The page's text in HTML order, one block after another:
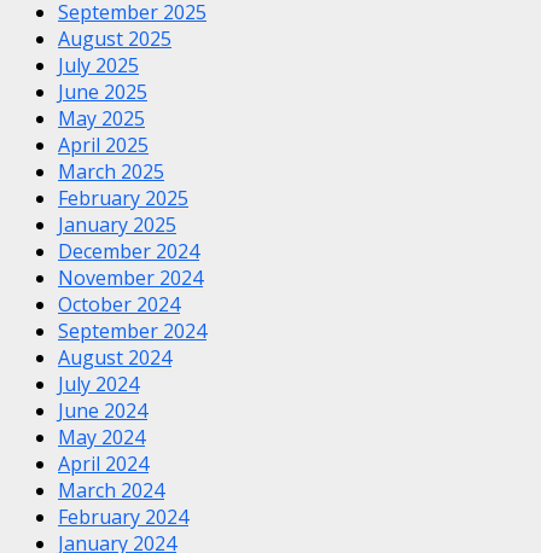
September 2025
August 2025
July 2025
June 2025
May 2025
April 2025
March 2025
February 2025
January 2025
December 2024
November 2024
October 2024
September 2024
August 2024
July 2024
June 2024
May 2024
April 2024
March 2024
February 2024
January 2024